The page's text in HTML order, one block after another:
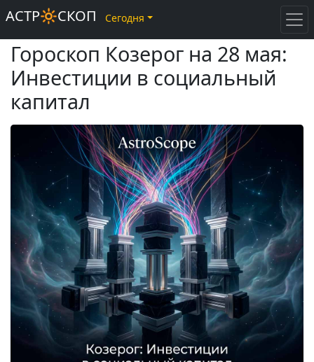
Гороскоп Козерог на 28 мая:
Инвестиции в социальный
капитал
АСТР🔆СКОП Сегодня